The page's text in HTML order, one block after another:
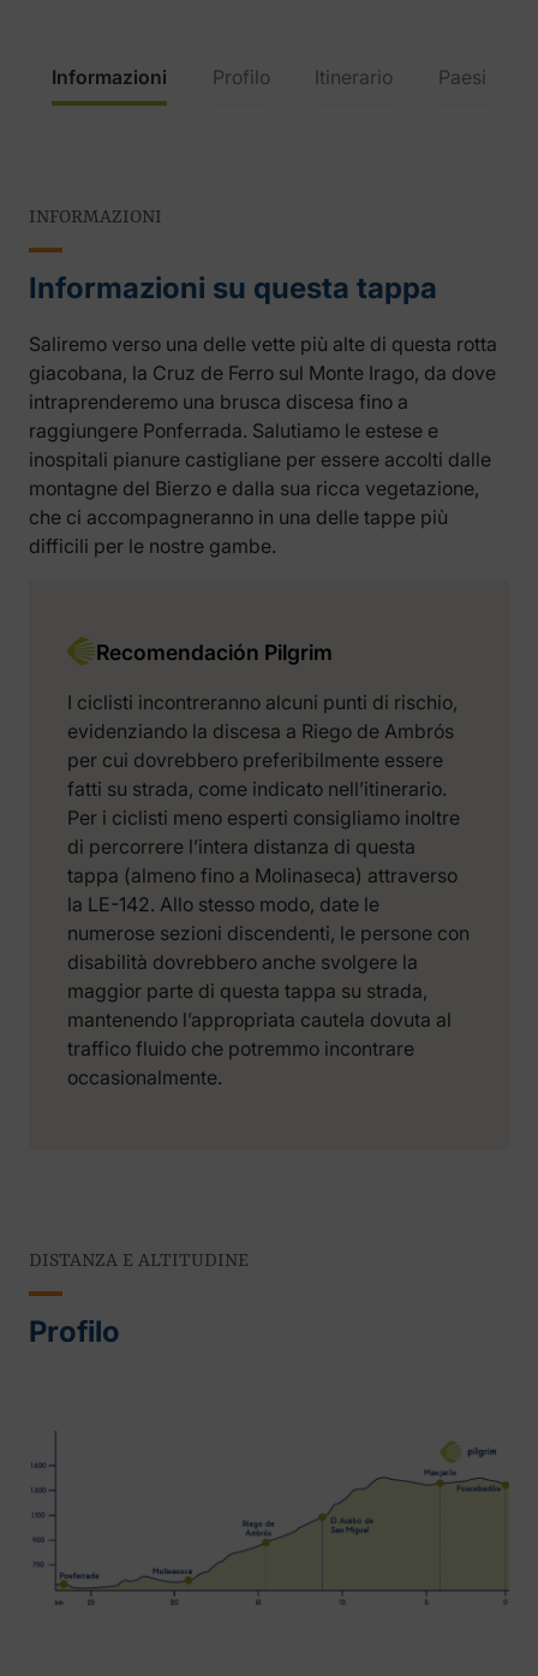
Informazioni Profilo Itinerario Paesi
INFORMAZIONI
Informazioni su questa tappa
Saliremo verso una delle vette più alte di questa rotta
giacobana, la Cruz de Ferro sul Monte Irago, da dove
intraprenderemo una brusca discesa fino a
raggiungere Ponferrada. Salutiamo le estese e
inospitali pianure castigliane per essere accolti dalle
montagne del Bierzo e dalla sua ricca vegetazione,
che ci accompagneranno in una delle tappe più
difficili per le nostre gambe.
Recomendación Pilgrim
I ciclisti incontreranno alcuni punti di rischio,
evidenziando la discesa a Riego de Ambrós
per cui dovrebbero preferibilmente essere
fatti su strada, come indicato nell’itinerario.
Per i ciclisti meno esperti consigliamo inoltre
di percorrere l’intera distanza di questa
tappa (almeno fino a Molinaseca) attraverso
la LE-142. Allo stesso modo, date le
numerose sezioni discendenti, le persone con
disabilità dovrebbero anche svolgere la
maggior parte di questa tappa su strada,
mantenendo l’appropriata cautela dovuta al
traffico fluido che potremmo incontrare
occasionalmente.
DISTANZA E ALTITUDINE
Profilo